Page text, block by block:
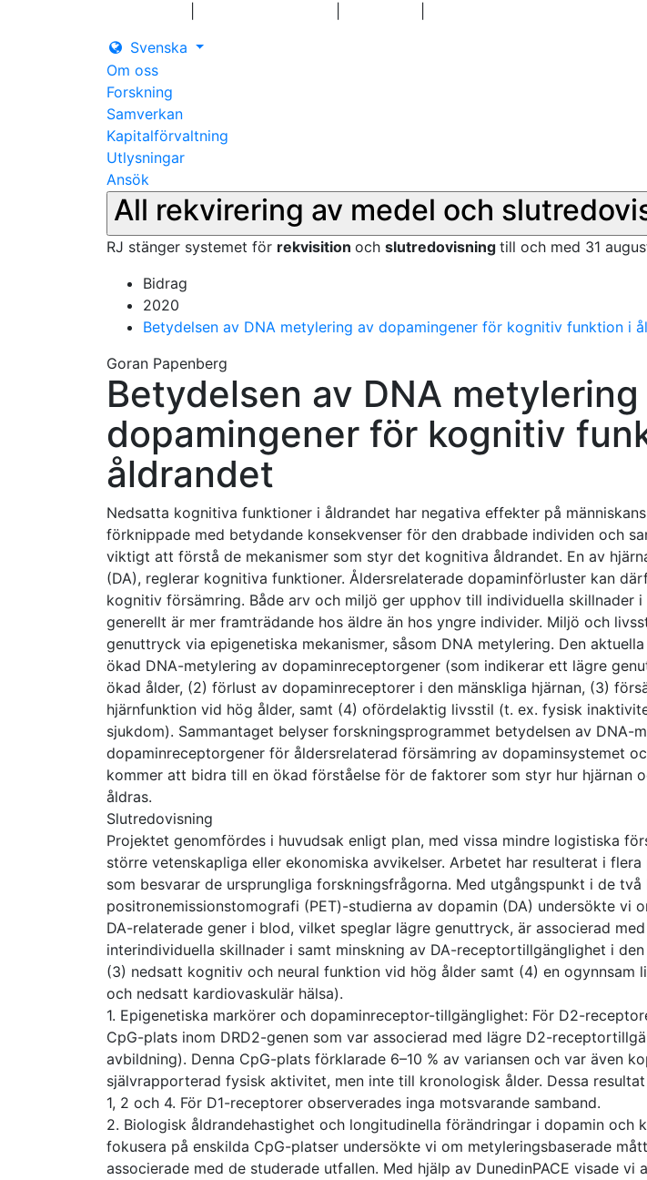
Svenska
Om oss
Forskning
Samverkan
Kapitalförvaltning
Utlysningar
Ansök
All rekvirering av medel och
RJ stänger systemet för rekvisition och slutredovisning till och med 31
Bidrag
2020
Betydelsen av DNA metylering av dopamingener för kognitiv funktion i
Goran Papenberg
Betydelsen av DNA metylering
dopamingener för kognitiv
åldrandet
Nedsatta kognitiva funktioner i åldrandet har negativa effekter på
förknippade med betydande konsekvenser för den drabbade individen och
viktigt att förstå de mekanismer som styr det kognitiva åldrandet. En av
(DA), reglerar kognitiva funktioner. Åldersrelaterade dopaminförluster kan
kognitiv försämring. Både arv och miljö ger upphov till individuella skillnader
generellt är mer framträdande hos äldre än hos yngre individer. Miljö och
genuttryck via epigenetiska mekanismer, såsom DNA metylering. Den
ökad DNA-metylering av dopaminreceptorgener (som indikerar ett lägre
ökad ålder, (2) förlust av dopaminreceptorer i den mänskliga hjärnan, (3)
hjärnfunktion vid hög ålder, samt (4) ofördelaktig livsstil (t. ex. fysisk
sjukdom). Sammantaget belyser forskningsprogrammet betydelsen av DNA-
dopaminreceptorgener för åldersrelaterad försämring av dopaminsystemet
kommer att bidra till en ökad förståelse för de faktorer som styr hur hjärnan
åldras.
Slutredovisning
Projektet genomfördes i huvudsak enligt plan, med vissa mindre logistiska
större vetenskapliga eller ekonomiska avvikelser. Arbetet har resulterat i
som besvarar de ursprungliga forskningsfrågorna. Med utgångspunkt i de
positronemissionstomografi (PET)-studierna av dopamin (DA) undersökte vi
DA-relaterade gener i blod, vilket speglar lägre genuttryck, är associerad
interindividuella skillnader i samt minskning av DA-receptortillgänglighet i
(3) nedsatt kognitiv och neural funktion vid hög ålder samt (4) en ogynnsam
och nedsatt kardiovaskulär hälsa).
1. Epigenetiska markörer och dopaminreceptor-tillgänglighet: För D2-
CpG-plats inom DRD2-genen som var associerad med lägre D2-
avbildning). Denna CpG-plats förklarade 6–10 % av variansen och var även
självrapporterad fysisk aktivitet, men inte till kronologisk ålder. Dessa
1, 2 och 4. För D1-receptorer observerades inga motsvarande samband.
2. Biologisk åldrandehastighet och longitudinella förändringar i dopamin och
fokusera på enskilda CpG-platser undersökte vi om metyleringsbaserade
associerade med de studerade utfallen. Med hjälp av DunedinPACE visade vi